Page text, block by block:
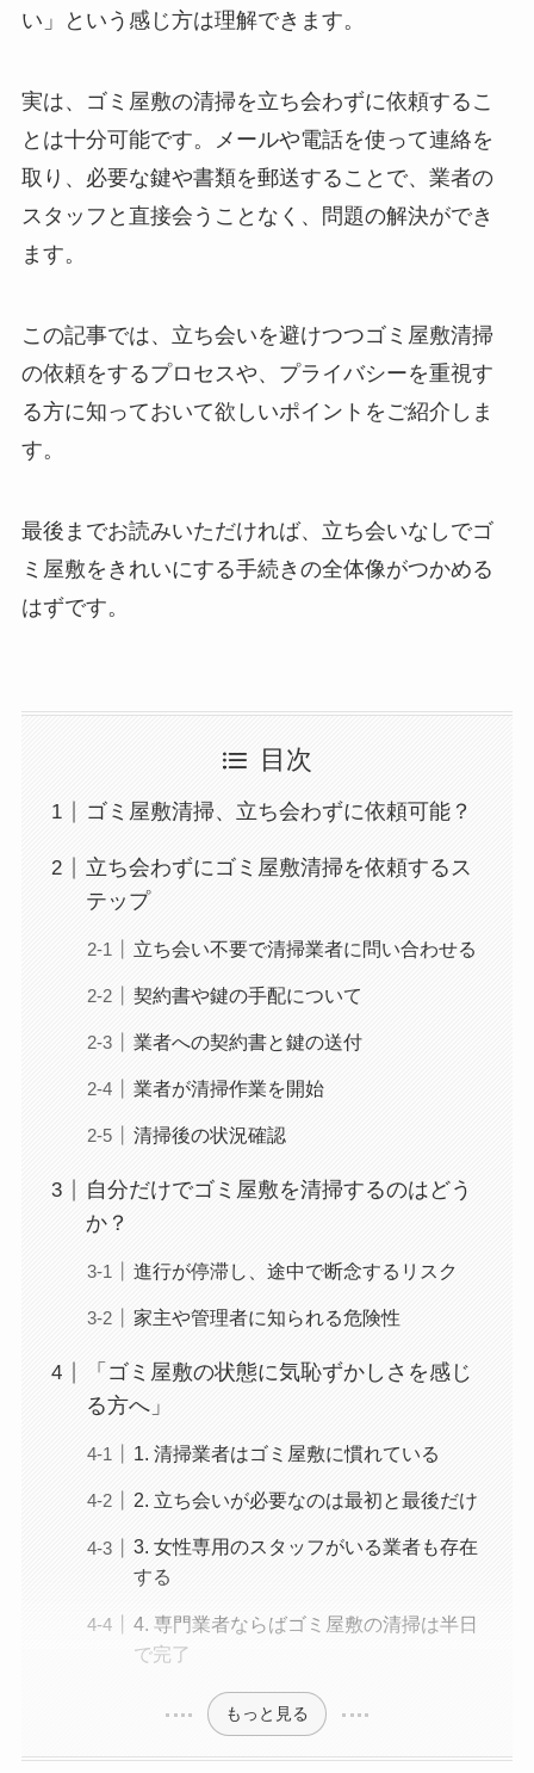
い」という感じ方は理解できます。
実は、ゴミ屋敷の清掃を立ち会わずに依頼するこ
とは十分可能です。メールや電話を使って連絡を
取り、必要な鍵や書類を郵送することで、業者の
スタッフと直接会うことなく、問題の解決ができ
ます。
この記事では、立ち会いを避けつつゴミ屋敷清掃
の依頼をするプロセスや、プライバシーを重視す
る方に知っておいて欲しいポイントをご紹介しま
す。
最後までお読みいただければ、立ち会いなしでゴ
ミ屋敷をきれいにする手続きの全体像がつかめる
はずです。
目次
ゴミ屋敷清掃、立ち会わずに依頼可能？
立ち会わずにゴミ屋敷清掃を依頼するス
テップ
立ち会い不要で清掃業者に問い合わせる
契約書や鍵の手配について
業者への契約書と鍵の送付
業者が清掃作業を開始
清掃後の状況確認
自分だけでゴミ屋敷を清掃するのはどう
か？
進行が停滞し、途中で断念するリスク
家主や管理者に知られる危険性
「ゴミ屋敷の状態に気恥ずかしさを感じ
る方へ」
1. 清掃業者はゴミ屋敷に慣れている
2. 立ち会いが必要なのは最初と最後だけ
3. 女性専用のスタッフがいる業者も存在
する
4. 専門業者ならばゴミ屋敷の清掃は半日
で完了
もっと見る